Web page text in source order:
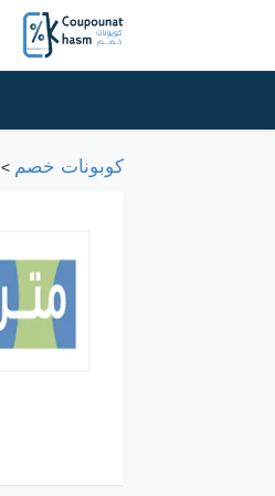
كوبونات خصم >